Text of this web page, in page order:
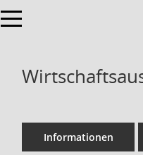
Toggle navigation
Informationen